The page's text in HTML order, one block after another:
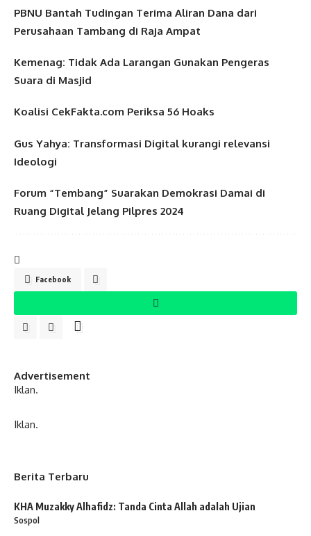
PBNU Bantah Tudingan Terima Aliran Dana dari
Perusahaan Tambang di Raja Ampat
Kemenag: Tidak Ada Larangan Gunakan Pengeras
Suara di Masjid
Koalisi CekFakta.com Periksa 56 Hoaks
Gus Yahya: Transformasi Digital kurangi relevansi
Ideologi
Forum “Tembang” Suarakan Demokrasi Damai di
Ruang Digital Jelang Pilpres 2024
Facebook
Advertisement
Iklan.
Iklan.
Berita Terbaru
KHA Muzakky Alhafidz: Tanda Cinta Allah adalah Ujian
Sospol